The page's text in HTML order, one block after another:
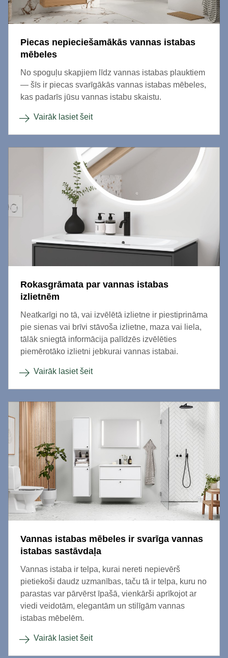
Piecas nepieciešamākās vannas istabas
mēbeles
No spoguļu skapjiem līdz vannas istabas plauktiem
— šīs ir piecas svarīgākās vannas istabas mēbeles,
kas padarīs jūsu vannas istabu skaistu.
Vairāk lasiet šeit
Rokasgrāmata par vannas istabas
izlietnēm
Neatkarīgi no tā, vai izvēlētā izlietne ir piestiprināma
pie sienas vai brīvi stāvoša izlietne, maza vai liela,
tālāk sniegtā informācija palīdzēs izvēlēties
piemērotāko izlietni jebkurai vannas istabai.
Vairāk lasiet šeit
Vannas istabas mēbeles ir svarīga vannas
istabas sastāvdaļa
Vannas istaba ir telpa, kurai nereti nepievērš
pietiekoši daudz uzmanības, taču tā ir telpa, kuru no
parastas var pārvērst īpašā, vienkārši aprīkojot ar
viedi veidotām, elegantām un stilīgām vannas
istabas mēbelēm.
Vairāk lasiet šeit